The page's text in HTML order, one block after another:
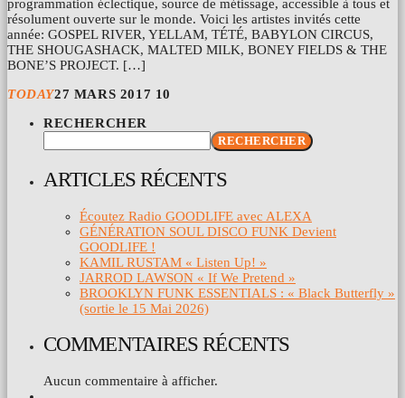
programmation éclectique, source de métissage, accessible à tous et
résolument ouverte sur le monde. Voici les artistes invités cette
année: GOSPEL RIVER, YELLAM, TÉTÉ, BABYLON CIRCUS,
THE SHOUGASHACK, MALTED MILK, BONEY FIELDS & THE
BONE’S PROJECT. […]
TODAY27 MARS 2017 10
RECHERCHER
RECHERCHER
ARTICLES RÉCENTS
Écoutez Radio GOODLIFE avec ALEXA
GÉNÉRATION SOUL DISCO FUNK Devient
GOODLIFE !
KAMIL RUSTAM « Listen Up! »
JARROD LAWSON « If We Pretend »
BROOKLYN FUNK ESSENTIALS : « Black Butterfly »
(sortie le 15 Mai 2026)
COMMENTAIRES RÉCENTS
Aucun commentaire à afficher.